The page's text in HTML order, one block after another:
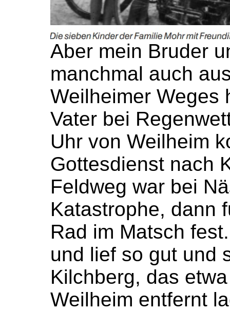
Aber mein Bruder
manchmal auch
Weilheimer Weges
Vater bei
Uhr von Weilheim
Gottesdienst nach
Feldweg war bei
Katastrophe, dann
Rad im Matsch
und lief so gut und
Kilchberg, das
Weilheim entfernt